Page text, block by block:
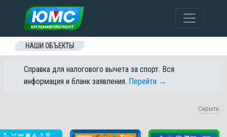
Перейти к содержанию
НАШИ ОБЪЕКТЫ
Справка для налогового вычета за спорт. Вся
информация и бланк заявления. Перейти →
Скрыть